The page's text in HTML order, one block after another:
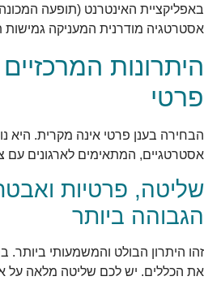
אסטרטגיה מודרנית המעניקה גמישות
היתרונות
פרטי
הבחירה בענן פרטי אינה מקרית. היא
אסטרטגיים, המתאימים לארגונים עם
שליטה, פרטיות
הגבוהה ביותר
זהו היתרון הבולט והמשמעותי
את הכללים. יש לכם שליטה מלאה על